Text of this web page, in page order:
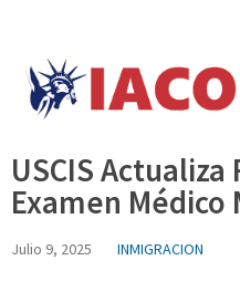
content
USCIS Actualiza
Examen
Julio 9, 2025 INMIGRACION